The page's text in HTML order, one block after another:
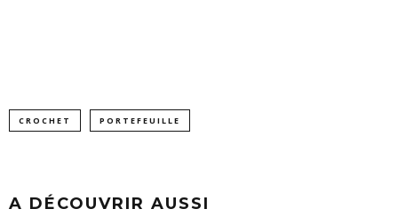
CROCHET PORTEFEUILLE
A DÉCOUVRIR AUSSI